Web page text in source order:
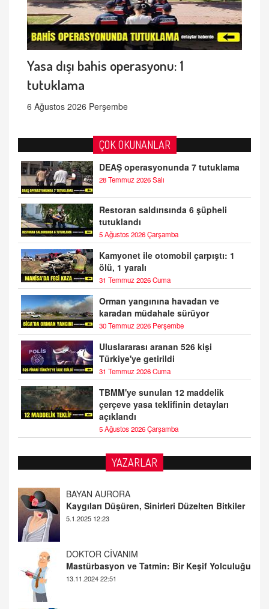
Yasa dışı bahis operasyonu: 1
tutuklama
6 Ağustos 2026 Perşembe
ÇOK OKUNANLAR
DEAŞ operasyonunda 7 tutuklama
28 Temmuz 2026 Salı
Restoran saldırısında 6 şüpheli
tutuklandı
5 Ağustos 2026 Çarşamba
Kamyonet ile otomobil çarpıştı: 1
ölü, 1 yaralı
31 Temmuz 2026 Cuma
Orman yangınına havadan ve
karadan müdahale sürüyor
30 Temmuz 2026 Perşembe
Uluslararası aranan 526 kişi
Türkiye'ye getirildi
31 Temmuz 2026 Cuma
TBMM'ye sunulan 12 maddelik
çerçeve yasa teklifinin detayları
açıklandı
5 Ağustos 2026 Çarşamba
YAZARLAR
BAYAN AURORA
Kaygıları Düşüren, Sinirleri Düzelten Bitkiler
DOKTOR CİVANIM
ALİ EFENDİ